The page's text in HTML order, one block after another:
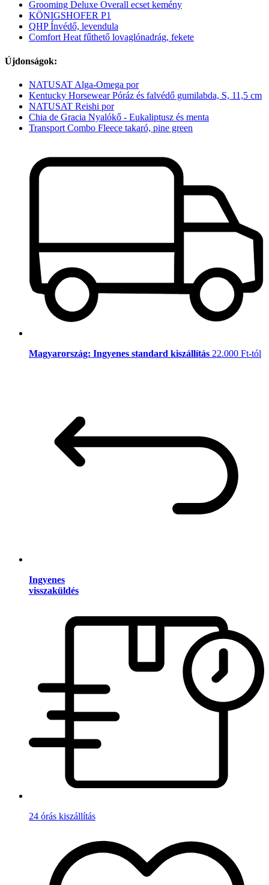
Grooming Deluxe Overall ecset kemény
KÖNIGSHOFER P1
QHP Ínvédő, levendula
Comfort Heat fűthető lovaglónadrág, fekete
Újdonságok:
NATUSAT Alga-Omega por
Kentucky Horsewear Póráz és falvédő gumilabda, S, 11,5 cm
NATUSAT Reishi por
Chia de Gracia Nyalókő - Eukaliptusz és menta
Transport Combo Fleece takaró, pine green
Magyarország: Ingyenes standard kiszállítás 22.000 Ft-tól
Ingyenes
visszaküldés
24 órás kiszállítás